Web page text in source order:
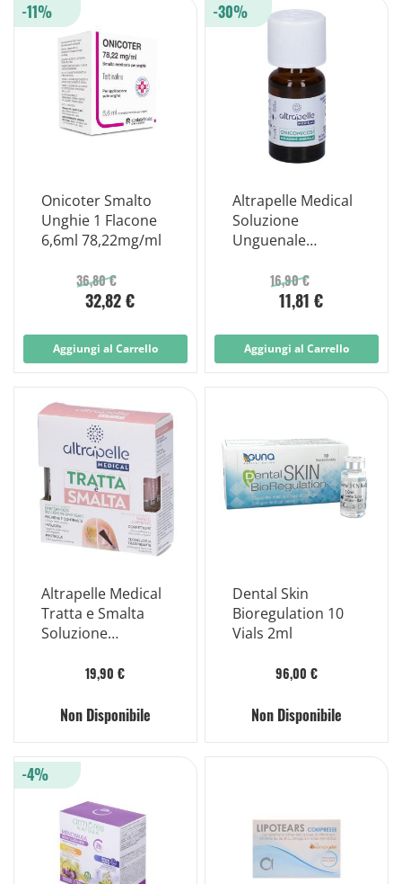
Onicoter Smalto
Unghie 1 Flacone
6,6ml 78,22mg/ml
36,80 €
32,82 €
-11%
Aggiungi al Carrello
Altrapelle Medical
Soluzione
Unguenale
16,90 €
11,81 €
-30%
Aggiungi al Carrello
Altrapelle Medical
Tratta e Smalta
Soluzione
Smalto 5ml
19,90 €
Non Disponibile
Dental Skin
Bioregulation 10
Vials 2ml
96,00 €
Non Disponibile
-4%